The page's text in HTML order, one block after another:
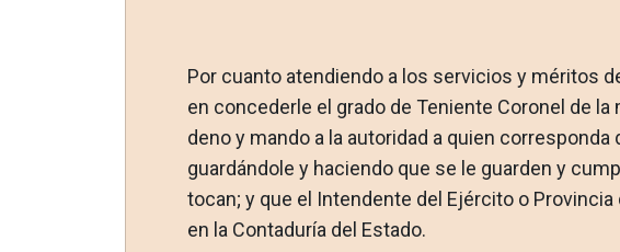
Por cuanto atendiendo a los servicios y méritos
en concederle el grado de Teniente Coronel de
deno y mando a la autoridad a quien
guardándole y haciendo que se le guarden y
tocan; y que el Intendente del Ejército o
en la Contaduría del Estado.